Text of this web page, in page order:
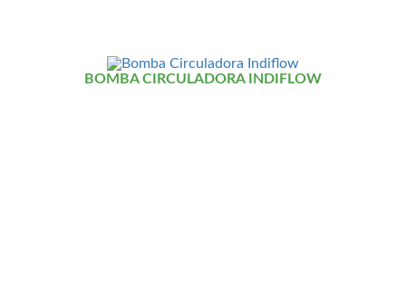
BOMBA CIRCULADORA INDIFLOW